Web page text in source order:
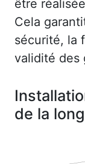
être
Cela
sécurité, la
validité des
de la